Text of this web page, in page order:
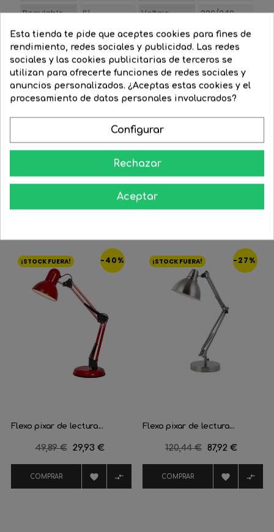
Regulable Sí Voltaje
220/240
Watios
60 Estilo Moderno
Acabado
Azul
Blanco
Negro mate
Rojo
Material Metal
artículo(cm)
40
artículo(cm)
40
Grado de
protección
IP20
Garantía
(años)
3
-40%
¡STOCK FUERA!
Flexo pixar de lectura...
Precio
49,89 € Precio
29,93 €
COMPRAR  
-27%
¡STOCK FUERA!
Flexo pixar de lectura...
Precio
120,44 € Precio
87,92 €
COMPRAR  
Esta tienda te pide que aceptes cookies para fines de
rendimiento, redes sociales y publicidad. Las redes
sociales y las cookies publicitarias de terceros se
utilizan para ofrecerte funciones de redes sociales y
anuncios personalizados. ¿Aceptas estas cookies y el
procesamiento de datos personales involucrados?
Configurar
Rechazar
Aceptar